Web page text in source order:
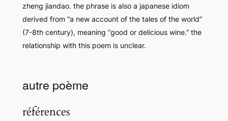
zheng jiandao. the phrase is also a japanese idiom
derived from “a new account of the tales of the world”
(7-8th century), meaning “good or delicious wine.” the
relationship with this poem is unclear.
autre poème
références